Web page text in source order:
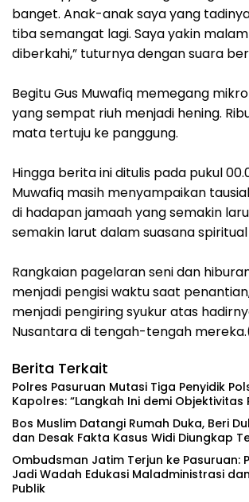
banget. Anak-anak saya yang
tiba semangat lagi. Saya yakin
diberkahi,” tuturnya dengan suara
‎Begitu Gus Muwafiq memegang
yang sempat riuh menjadi hening.
mata tertuju ke panggung.
‎Hingga berita ini ditulis pada pukul
Muwafiq masih menyampaikan
di hadapan jamaah yang semakin
semakin larut dalam suasana
Rangkaian pagelaran seni dan
menjadi pengisi waktu saat
menjadi pengiring syukur atas
Nusantara di tengah-tengah
Berita Terkait
‎Polres Pasuruan Mutasi Tiga Penyidik
Kapolres: “Langkah Ini demi Objektivitas
‎Bos Muslim Datangi Rumah Duka, Beri
dan Desak Fakta Kasus Widi Diungkap
‎Ombudsman Jatim Terjun ke Pasuruan:
Jadi Wadah Edukasi Maladministrasi
Publik